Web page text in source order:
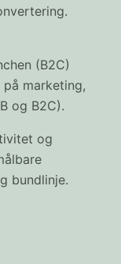
(B2C)
marketing,
og B2C).
og
bundlinje.